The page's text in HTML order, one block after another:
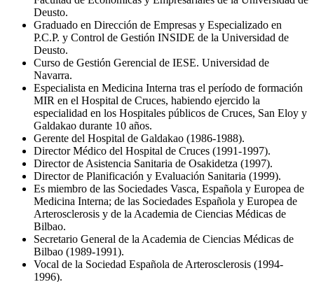
Deusto.
Graduado en Dirección de Empresas y Especializado en
P.C.P. y Control de Gestión INSIDE de la Universidad de
Deusto.
Curso de Gestión Gerencial de IESE. Universidad de
Navarra.
Especialista en Medicina Interna tras el período de formación
MIR en el Hospital de Cruces, habiendo ejercido la
especialidad en los Hospitales públicos de Cruces, San Eloy y
Galdakao durante 10 años.
Gerente del Hospital de Galdakao (1986-1988).
Director Médico del Hospital de Cruces (1991-1997).
Director de Asistencia Sanitaria de Osakidetza (1997).
Director de Planificación y Evaluación Sanitaria (1999).
Es miembro de las Sociedades Vasca, Española y Europea de
Medicina Interna; de las Sociedades Española y Europea de
Arterosclerosis y de la Academia de Ciencias Médicas de
Bilbao.
Secretario General de la Academia de Ciencias Médicas de
Bilbao (1989-1991).
Vocal de la Sociedad Española de Arterosclerosis (1994-
1996).